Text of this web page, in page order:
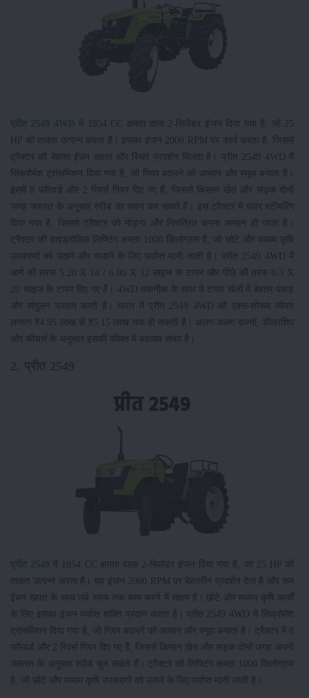
प्रीत 2549 4WD में 1854 CC क्षमता वाला 2-सिलेंडर इंजन दिया गया है, जो 25
HP की ताकत उत्पन्न करता है। इसका इंजन 2000 RPM पर कार्य करता है, जिससे
ट्रैक्टर को बेहतर ईंधन दक्षता और स्थिर प्रदर्शन मिलता है। प्रीत 2549 4WD में
सिंक्रोमेश ट्रांसमिशन दिया गया है, जो गियर बदलने को आसान और स्मूथ बनाता है।
इसमें 8 फॉरवर्ड और 2 रिवर्स गियर दिए गए हैं, जिससे किसान खेत और सड़क दोनों
जगह जरूरत के अनुसार स्पीड का चयन कर सकते हैं। इस ट्रैक्टर में पावर स्टीयरिंग
दिया गया है, जिससे ट्रैक्टर को मोड़ना और नियंत्रित करना आसान हो जाता है।
ट्रैक्टर की हाइड्रोलिक लिफ्टिंग क्षमता 1000 किलोग्राम है, जो छोटे और मध्यम कृषि
उपकरणों को उठाने और चलाने के लिए पर्याप्त मानी जाती है। प्रीत 2549 4WD में
आगे की तरफ 5.20 X 14 / 6.00 X 12 साइज के टायर और पीछे की तरफ 8.3 X
20 साइज के टायर दिए गए हैं। 4WD तकनीक के साथ ये टायर खेतों में बेहतर पकड़
और संतुलन प्रदान करते हैं। भारत में प्रीत 2549 4WD की एक्स-शोरूम कीमत
लगभग ₹4.95 लाख से ₹5.15 लाख तक हो सकती है। अलग-अलग राज्यों, डीलरशिप
और फीचर्स के अनुसार इसकी कीमत में बदलाव संभव है।
प्रीत 2549 में 1854 CC क्षमता वाला 2-सिलेंडर इंजन दिया गया है, जो 25 HP की
ताकत उत्पन्न करता है। यह इंजन 2000 RPM पर बेहतरीन प्रदर्शन देता है और कम
ईंधन खपत के साथ लंबे समय तक काम करने में सक्षम है। छोटे और मध्यम कृषि कार्यों
के लिए इसका इंजन पर्याप्त शक्ति प्रदान करता है। प्रीत 2549 4WD में सिंक्रोमेश
ट्रांसमिशन दिया गया है, जो गियर बदलने को आसान और स्मूथ बनाता है। ट्रैक्टर में 8
फॉरवर्ड और 2 रिवर्स गियर दिए गए हैं, जिससे किसान खेत और सड़क दोनों जगह अपनी
जरूरत के अनुसार स्पीड चुन सकते हैं। ट्रैक्टर की लिफ्टिंग क्षमता 1000 किलोग्राम
है, जो छोटे और मध्यम कृषि उपकरणों को उठाने के लिए पर्याप्त मानी जाती है।